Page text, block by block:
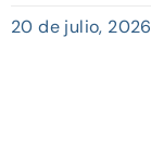
20 de julio, 2026